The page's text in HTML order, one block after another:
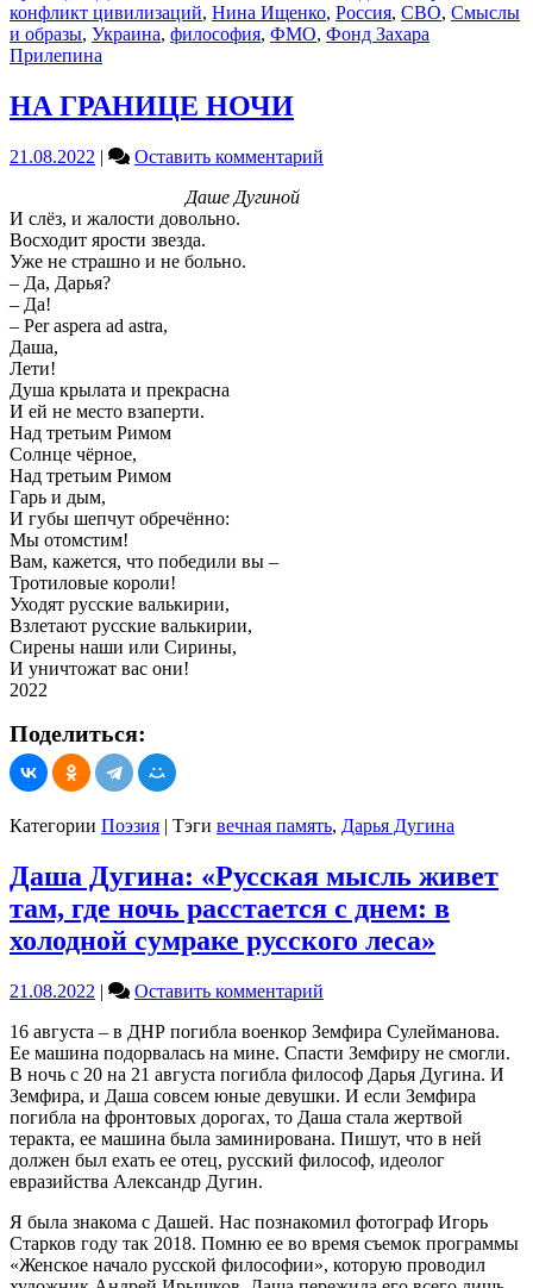
конфликт цивилизаций, Нина Ищенко, Россия, СВО, Смыслы
и образы, Украина, философия, ФМО, Фонд Захара
Прилепина
НА ГРАНИЦЕ НОЧИ
21.08.2022 | Оставить комментарий
Даше Дугиной
И слёз, и жалости довольно.
Восходит ярости звезда.
Уже не страшно и не больно.
– Да, Дарья?
– Да!
– Per aspera ad astra,
Даша,
Лети!
Душа крылата и прекрасна
И ей не место взаперти.
Над третьим Римом
Солнце чёрное,
Над третьим Римом
Гарь и дым,
И губы шепчут обречённо:
Мы отомстим!
Вам, кажется, что победили вы –
Тротиловые короли!
Уходят русские валькирии,
Взлетают русские валькирии,
Сирены наши или Сирины,
И уничтожат вас они!
2022
Поделиться:
Категории Поэзия | Тэги вечная память, Дарья Дугина
Даша Дугина: «Русская мысль живет
там, где ночь расстается с днем: в
холодной сумраке русского леса»
21.08.2022 | Оставить комментарий
Дугина:
«Русская
мысль
живет
там,
где
ночь
днем:
в
холодной
16 августа – в ДНР погибла военкор Земфира Сулейманова.
Ее машина подорвалась на мине. Спасти Земфиру не смогли.
В ночь с 20 на 21 августа погибла философ Дарья Дугина. И
Земфира, и Даша совсем юные девушки. И если Земфира
погибла на фронтовых дорогах, то Даша стала жертвой
теракта, ее машина была заминирована. Пишут, что в ней
должен был ехать ее отец, русский философ, идеолог
евразийства Александр Дугин.
Я была знакома с Дашей. Нас познакомил фотограф Игорь
Старков году так 2018. Помню ее во время съемок программы
«Женское начало русской философии», которую проводил